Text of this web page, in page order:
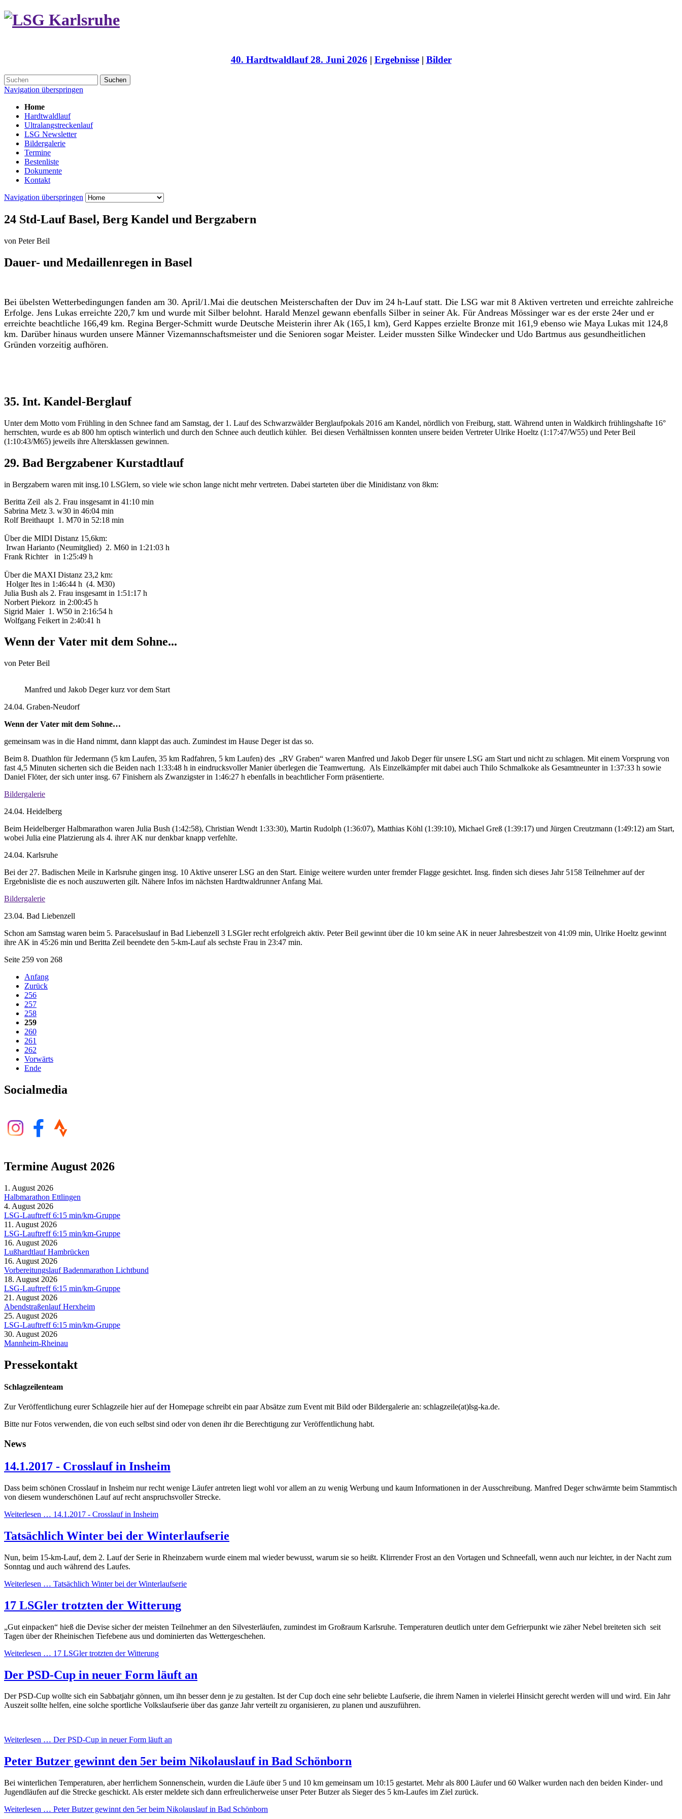
40. Hardtwaldlauf 28. Juni 2026 | Ergebnisse| Bilder
Suchen
Navigation überspringen
Home
Hardtwaldlauf
Ultralangstreckenlauf
LSG Newsletter
Bildergalerie
Termine
Bestenliste
Dokumente
Kontakt
Navigation überspringen
24 Std-Lauf Basel, Berg Kandel und Bergzabern
von Peter Beil
Dauer- und Medaillenregen in Basel
Bei übelsten Wetterbedingungen fanden am 30. April/1.Mai die deutschen Meisterschaften der Duv im 24 h-Lauf statt. Die LSG war mit 8 Aktiven vertreten und erreichte zahlreiche
Erfolge. Jens Lukas erreichte 220,7 km und wurde mit Silber belohnt. Harald Menzel gewann ebenfalls Silber in seiner Ak. Für Andreas Mössinger war es der erste 24er und er
erreichte beachtliche 166,49 km. Regina Berger-Schmitt wurde Deutsche Meisterin ihrer Ak (165,1 km), Gerd Kappes erzielte Bronze mit 161,9 ebenso wie Maya Lukas mit 124,8
km. Darüber hinaus wurden unsere Männer Vizemannschaftsmeister und die Senioren sogar Meister. Leider mussten Silke Windecker und Udo Bartmus aus gesundheitlichen
Gründen vorzeitig aufhören.
35. Int. Kandel-Berglauf
Unter dem Motto vom Frühling in den Schnee fand am Samstag, der 1. Lauf des Schwarzwälder Berglaufpokals 2016 am Kandel, nördlich von Freiburg, statt. Während unten in Waldkirch frühlingshafte 16°
herrschten, wurde es ab 800 hm optisch winterlich und durch den Schnee auch deutlich kühler. Bei diesen Verhältnissen konnten unsere beiden Vertreter Ulrike Hoeltz (1:17:47/W55) und Peter Beil
(1:10:43/M65) jeweils ihre Altersklassen gewinnen.
29. Bad Bergzabener Kurstadtlauf
in Bergzabern waren mit insg.10 LSGlern, so viele wie schon lange nicht mehr vertreten. Dabei starteten über die Minidistanz von 8km:
Beritta Zeil als 2. Frau insgesamt in 41:10 min
Sabrina Metz 3. w30 in 46:04 min
Rolf Breithaupt 1. M70 in 52:18 min
Über die MIDI Distanz 15,6km:
Irwan Harianto (Neumitglied) 2. M60 in 1:21:03 h
Frank Richter in 1:25:49 h
Über die MAXI Distanz 23,2 km:
Holger Ites in 1:46:44 h (4. M30)
Julia Bush als 2. Frau insgesamt in 1:51:17 h
Norbert Piekorz in 2:00:45 h
Sigrid Maier 1. W50 in 2:16:54 h
Wolfgang Feikert in 2:40:41 h
Wenn der Vater mit dem Sohne...
von Peter Beil
Manfred und Jakob Deger kurz vor dem Start
24.04. Graben-Neudorf
Wenn der Vater mit dem Sohne…
gemeinsam was in die Hand nimmt, dann klappt das auch. Zumindest im Hause Deger ist das so.
Beim 8. Duathlon für Jedermann (5 km Laufen, 35 km Radfahren, 5 km Laufen) des „RV Graben“ waren Manfred und Jakob Deger für unsere LSG am Start und nicht zu schlagen. Mit einem Vorsprung von
fast 4,5 Minuten sicherten sich die Beiden nach 1:33:48 h in eindrucksvoller Manier überlegen die Teamwertung. Als Einzelkämpfer mit dabei auch Thilo Schmalkoke als Gesamtneunter in 1:37:33 h sowie
Daniel Flöter, der sich unter insg. 67 Finishern als Zwanzigster in 1:46:27 h ebenfalls in beachtlicher Form präsentierte.
Bildergalerie
24.04. Heidelberg
Beim Heidelberger Halbmarathon waren Julia Bush (1:42:58), Christian Wendt 1:33:30), Martin Rudolph (1:36:07), Matthias Köhl (1:39:10), Michael Greß (1:39:17) und Jürgen Creutzmann (1:49:12) am Start,
wobei Julia eine Platzierung als 4. ihrer AK nur denkbar knapp verfehlte.
24.04. Karlsruhe
Bei der 27. Badischen Meile in Karlsruhe gingen insg. 10 Aktive unserer LSG an den Start. Einige weitere wurden unter fremder Flagge gesichtet. Insg. finden sich dieses Jahr 5158 Teilnehmer auf der
Ergebnisliste die es noch auszuwerten gilt. Nähere Infos im nächsten Hardtwaldrunner Anfang Mai.
Bildergalerie
23.04. Bad Liebenzell
Schon am Samstag waren beim 5. Paracelsuslauf in Bad Liebenzell 3 LSGler recht erfolgreich aktiv. Peter Beil gewinnt über die 10 km seine AK in neuer Jahresbestzeit von 41:09 min, Ulrike Hoeltz gewinnt
ihre AK in 45:26 min und Beritta Zeil beendete den 5-km-Lauf als sechste Frau in 23:47 min.
Seite 259 von 268
Anfang
Zurück
256
257
258
259
260
261
262
Vorwärts
Ende
Socialmedia
Termine August 2026
1. August 2026
Halbmarathon Ettlingen
4. August 2026
LSG-Lauftreff 6:15 min/km-Gruppe
11. August 2026
LSG-Lauftreff 6:15 min/km-Gruppe
16. August 2026
Lußhardtlauf Hambrücken
16. August 2026
Vorbereitungslauf Badenmarathon Lichtbund
18. August 2026
LSG-Lauftreff 6:15 min/km-Gruppe
21. August 2026
Abendstraßenlauf Herxheim
25. August 2026
LSG-Lauftreff 6:15 min/km-Gruppe
30. August 2026
Mannheim-Rheinau
Pressekontakt
Schlagzeilenteam
Zur Veröffentlichung eurer Schlagzeile hier auf der Homepage schreibt ein paar Absätze zum Event mit Bild oder Bildergalerie an: schlagzeile(at)lsg-ka.de.
Bitte nur Fotos verwenden, die von euch selbst sind oder von denen ihr die Berechtigung zur Veröffentlichung habt.
News
14.1.2017 - Crosslauf in Insheim
Dass beim schönen Crosslauf in Insheim nur recht wenige Läufer antreten liegt wohl vor allem an zu wenig Werbung und kaum Informationen in der Ausschreibung. Manfred Deger schwärmte beim Stammtisch
von diesem wunderschönen Lauf auf recht anspruchsvoller Strecke.
Weiterlesen … 14.1.2017 - Crosslauf in Insheim
Tatsächlich Winter bei der Winterlaufserie
Nun, beim 15-km-Lauf, dem 2. Lauf der Serie in Rheinzabern wurde einem mal wieder bewusst, warum sie so heißt. Klirrender Frost an den Vortagen und Schneefall, wenn auch nur leichter, in der Nacht zum
Sonntag und auch während des Laufes.
Weiterlesen … Tatsächlich Winter bei der Winterlaufserie
17 LSGler trotzten der Witterung
„Gut einpacken“ hieß die Devise sicher der meisten Teilnehmer an den Silvesterläufen, zumindest im Großraum Karlsruhe. Temperaturen deutlich unter dem Gefrierpunkt wie zäher Nebel breiteten sich seit
Tagen über der Rheinischen Tiefebene aus und dominierten das Wettergeschehen.
Weiterlesen … 17 LSGler trotzten der Witterung
Der PSD-Cup in neuer Form läuft an
Der PSD-Cup wollte sich ein Sabbatjahr gönnen, um ihn besser denn je zu gestalten. Ist der Cup doch eine sehr beliebte Laufserie, die ihrem Namen in vielerlei Hinsicht gerecht werden will und wird. Ein Jahr
Auszeit sollte helfen, eine solche sportliche Volkslaufserie über das ganze Jahr verteilt zu organisieren, zu planen und auszuführen.
Weiterlesen … Der PSD-Cup in neuer Form läuft an
Peter Butzer gewinnt den 5er beim Nikolauslauf in Bad Schönborn
Bei winterlichen Temperaturen, aber herrlichem Sonnenschein, wurden die Läufe über 5 und 10 km gemeinsam um 10:15 gestartet. Mehr als 800 Läufer und 60 Walker wurden nach den beiden Kinder- und
Jugendläufen auf die Strecke geschickt. Als erster meldete sich dann erfreulicherweise unser Peter Butzer als Sieger des 5 km-Laufes im Ziel zurück.
Weiterlesen … Peter Butzer gewinnt den 5er beim Nikolauslauf in Bad Schönborn